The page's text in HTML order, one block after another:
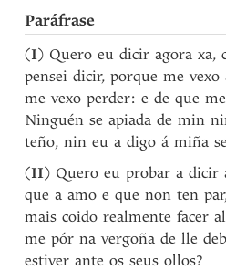
Paráfrase
(I) Quero eu dicir agora xa,
pensei dicir, porque me
me vexo perder: e de que
Ninguén se apiada de min
teño, nin eu a digo á miña
(II) Quero eu probar a dicir
que a amo e que non ten
mais coido realmente facer
me pór na vergoña de lle
estiver ante os seus ollos?